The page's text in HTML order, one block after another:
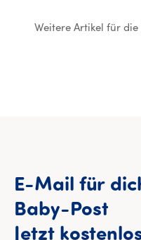
Weitere Artikel für
E-Mail für
Baby-Post
Jetzt